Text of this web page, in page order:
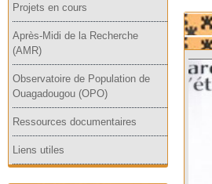
Projets en cours
Après-Midi de la Recherche
(AMR)
Observatoire de Population de
Ouagadougou (OPO)
Ressources documentaires
Liens utiles